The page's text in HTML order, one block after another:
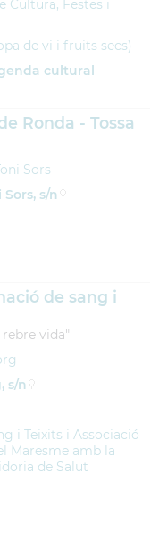
Cultura, Festes i
de vi i fruits secs)
cultural
Ronda - Tossa
Sors
s/n
de sang i
vida"
s/n
i Teixits i Associació
Maresme amb la
de Salut